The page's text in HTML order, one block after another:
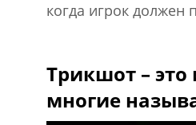
когда игрок должен
Трикшот –
многие